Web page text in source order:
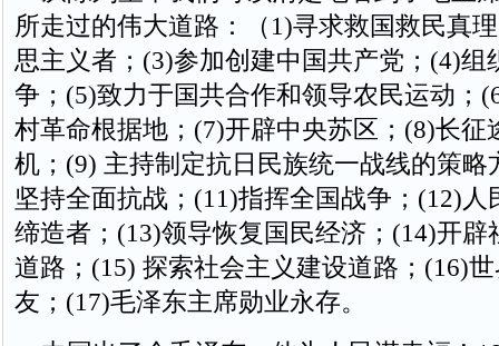
所走过的伟大道路：（1)寻求救国救民真
思主义者；(3)参加创建中国共产党；(4)组
争；(5)致力于国共合作和领导农民运动；
村革命根据地；(7)开辟中央苏区；(8)长征
机；(9) 主持制定抗日民族统一战线的策略
坚持全面抗战；(11)指挥全国战争；(12)人
缔造者；(13)领导恢复国民经济；(14)开辟
道路；(15) 探索社会主义建设道路；(16)
友；(17)毛泽东主席勋业永存。